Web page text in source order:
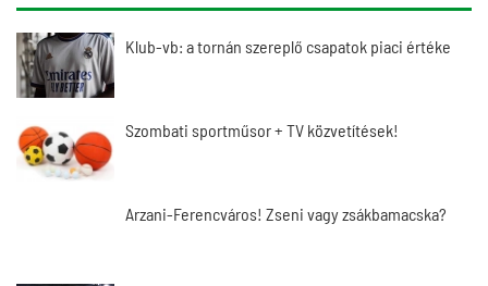
Klub-vb: a tornán szereplő csapatok piaci értéke
Szombati sportműsor + TV közvetítések!
Arzani-Ferencváros! Zseni vagy zsákbamacska?